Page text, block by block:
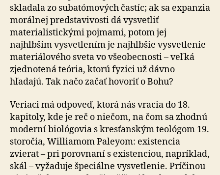
skladala zo subatómových častíc; ak sa expanzia
morálnej predstavivosti dá vysvetliť
materialistickými pojmami, potom jej
najhlbším vysvetlením je najhlbšie vysvetlenie
materiálového sveta vo všeobecnosti – veľká
zjednotená teória, ktorú fyzici už dávno
hľadajú. Tak načo začať hovoriť o Bohu?
Veriaci má odpoveď, ktorá nás vracia do 18.
kapitoly, kde je reč o niečom, na čom sa zhodnú
moderní biológovia s kresťanským teológom 19.
storočia, Williamom Paleyom: existencia
zvierat – pri porovnaní s existenciou, napríklad,
skál – vyžaduje špeciálne vysvetlenie. Príčinou